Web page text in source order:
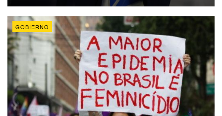
GOBIERNO